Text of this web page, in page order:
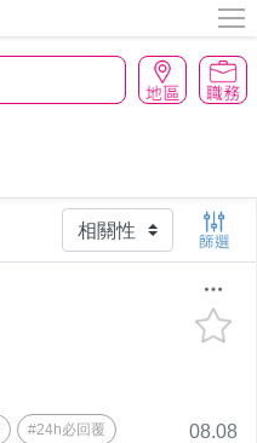
#24h必回覆 08.08